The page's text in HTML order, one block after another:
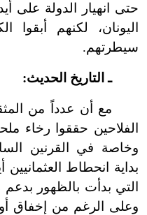
حتى انهيار الدولة على
اليونان، لكنهم أبقوا
سيطرتهم.
ـ التاريخ الحديث:
مع أن عدداً من
الفلاحين حققوا رخاء
وخاصة في القرنين
بداية انحطاط العثمانيين
التي بدأت بالظهور بدعم
وعلى الرغم من إخفاق